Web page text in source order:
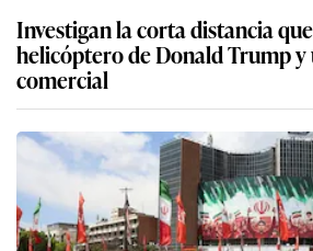
Investigan la corta distancia
helicóptero de Donald Trump y
comercial